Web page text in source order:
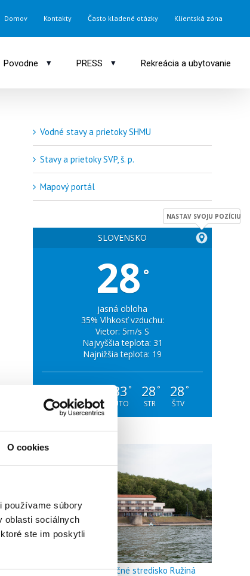
O cookies
používame súbory
oblasti sociálnych
ste im poskytli
Domov Kontakty Často kladené otázky Klientská zóna
Povodne ▾ PRESS ▾ Rekreácia a ubytovanie
Vodné stavy a prietoky SHMU
Stavy a prietoky SVP, š. p.
Mapový portál
SLOVENSKO
NASTAV SVOJU POZÍCIU
28 °
jasná obloha
35% Vlhkosť vzduchu:
Vietor: 5m/s S
Najvyššia teplota: 31
Najnižšia teplota: 19
°
NED
°
PON
33 °
UTO
28 °
STR
28 °
ŠTV
Doškoľovacie a rekreačné stredisko Ružiná